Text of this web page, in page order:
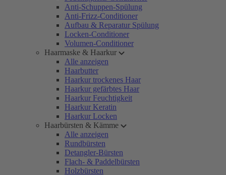
Anti-Schuppen-Spülung
Anti-Frizz-Conditioner
Aufbau & Reparatur Spülung
Locken-Conditioner
Volumen-Conditioner
Haarmaske & Haarkur
Alle anzeigen
Haarbutter
Haarkur trockenes Haar
Haarkur gefärbtes Haar
Haarkur Feuchtigkeit
Haarkur Keratin
Haarkur Locken
Haarbürsten & Kämme
Alle anzeigen
Rundbürsten
Detangler-Bürsten
Flach- & Paddelbürsten
Holzbürsten